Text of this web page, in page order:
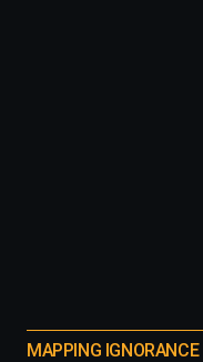
MAPPING IGNORANCE